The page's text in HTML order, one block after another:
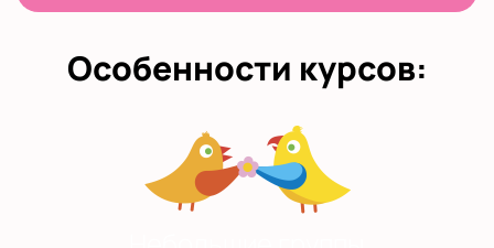
Особенности курсов: